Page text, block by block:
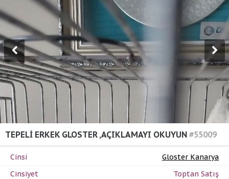
TEPELİ ERKEK GLOSTER ,AÇIKLAMAYI OKUYUN #55009
Cinsi
Gloster Kanarya
Cinsiyet
Toptan Satış